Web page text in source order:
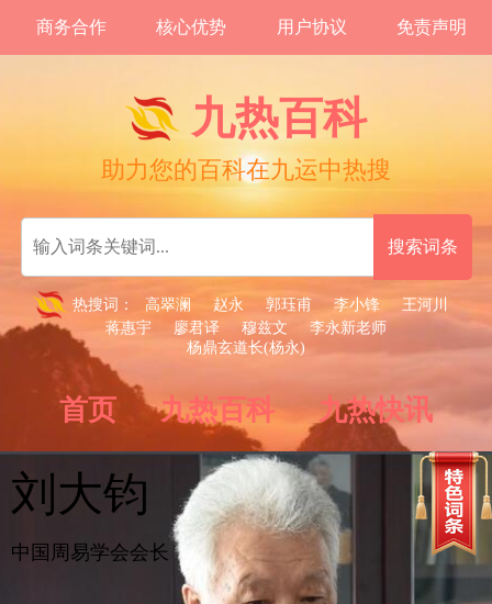
商务合作 核心优势 用户协议 免责声明
九热百科
助力您的百科在九运中热搜
热搜词： 高翠澜 赵永 郭珏甫 李小锋
王河川
蒋惠宇
廖君译 穆兹文
李永新老师
杨鼎玄道长(杨永)
首页 九热百科 九热快讯
刘大钧
中国周易学会会长